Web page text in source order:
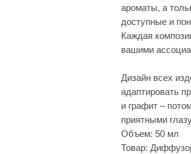
ароматы, а
доступные и
Каждая
вашими
Дизайн всех
адаптировать
и графит –
приятными
Объем: 50 мл
Товар: